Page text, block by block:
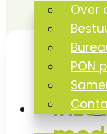
Over
PON
Ons werk